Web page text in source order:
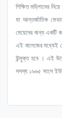
শিক্ষিত মহিলাদের
যা আন্তর্জাতিক
মেয়েদের জন্য একটি
এই কলেজের মধ্যেই
উন্মুক্ত হবে । এই
সদস্য ১৯৬৫ সালে